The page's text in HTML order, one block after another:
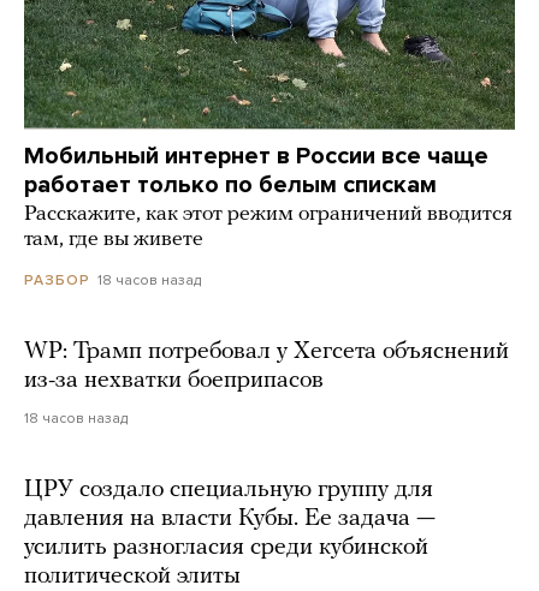
Мобильный интернет в России все чаще
работает только по белым спискам
Расскажите, как этот режим ограничений вводится
там, где вы живете
РАЗБОР 18 часов назад
WP: Трамп потребовал у Хегсета объяснений
из-за нехватки боеприпасов
18 часов назад
ЦРУ создало специальную группу для
давления на власти Кубы. Ее задача —
усилить разногласия среди кубинской
политической элиты